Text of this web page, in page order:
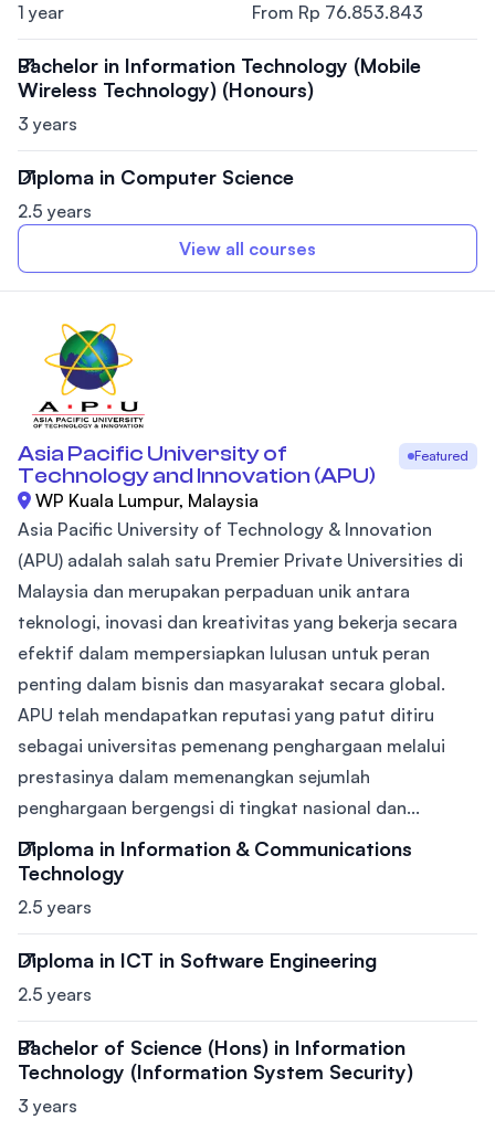
1 year From Rp 76.853.843
Bachelor in Information Technology (Mobile
Wireless Technology) (Honours)
3 years
Diploma in Computer Science
2.5 years
View all courses
Asia Pacific University of
Technology and Innovation (APU)
Featured
WP Kuala Lumpur, Malaysia
Asia Pacific University of Technology & Innovation
(APU) adalah salah satu Premier Private Universities di
Malaysia dan merupakan perpaduan unik antara
teknologi, inovasi dan kreativitas yang bekerja secara
efektif dalam mempersiapkan lulusan untuk peran
penting dalam bisnis dan masyarakat secara global.
APU telah mendapatkan reputasi yang patut ditiru
sebagai universitas pemenang penghargaan melalui
prestasinya dalam memenangkan sejumlah
penghargaan bergengsi di tingkat nasional dan...
Diploma in Information & Communications
Technology
2.5 years
Diploma in ICT in Software Engineering
2.5 years
Bachelor of Science (Hons) in Information
Technology (Information System Security)
3 years